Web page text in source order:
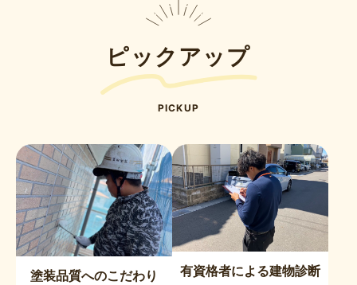
ピックアップ
PICKUP
塗装品質へのこだわり 有資格者による建物診断